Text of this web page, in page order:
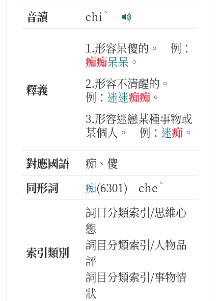
音讀 chi ˋ
釋義
1.形容呆傻的。
例：
痴痴呆呆 。
2.形容不清醒的。
例： 迷迷痴痴 。
3.形容迷戀某種事物或
某個人。
例： 迷痴 。
對應國語
痴、傻
同形詞
痴(6301) che ˋ
索引類別
詞目分類索引/思維心
態
詞目分類索引/人物品
評
詞目分類索引/事物情
狀